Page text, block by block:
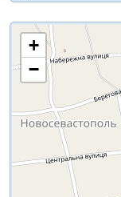
+
−